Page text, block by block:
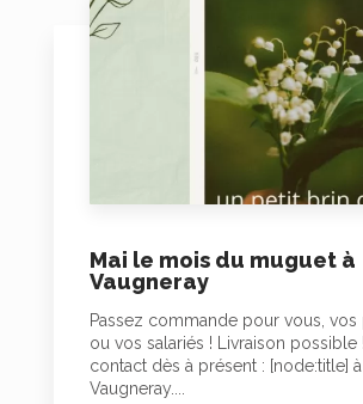
Mai le mois du muguet à
Vaugneray
Passez commande pour vous, vos
ou vos salariés ! Livraison possible
contact dès à présent : [node:title] à
Vaugneray....